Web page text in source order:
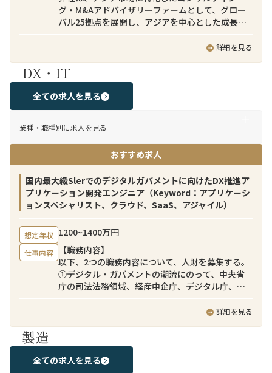
グ・M&Aアドバイザリーファームとして、グロー
バル25拠点を展開し、アジアを中心とした成長市
ます。ダイナミックなビジネス環境の中で、国境を
成長機会に富んだ職場です。
弊社のクロスボーダーM&Aチームでは日本企業側
に就くバイサイドファイナンシャルアドバイザー
ダーM&A案件を支援しています。ターゲット企業
のソーシングから、バリュエーション助言、意向
表明書の提出、法律事務所・会計事務所など外部
アドバイザーとの連携、ディールストラクチャリ
ング、契約条件の交渉、クロージングまでのM&A
プロセスを日本企業クライアントに伴走し助言す
る業務となります。
当チームには日本人のみならず、シンガポール、
台湾、インドネシア等、多国籍なメンバーが所属
しています。例えばインドネシアの案件ではイン
ドネシアチームが売り手のソーシング、売り手と
の交渉、バリュエーションモデル策定、ディール
方、本ポジションにご応募いただく方には日本企
業クライアントとのコミュニケーション（案件の
ントロール、インドネシアチームの成果物説明、
買い手意向の汲み取り等）を担当していただきま
詳細を見る
DX・IT
全ての求人を見る
業種・職種別に求人を見る
おすすめ求人
国内最大級Slerでのデジタルガバメントに向けたDX推進ア
プリケーション開発エンジニア（Keyword：アプリケーシ
ョンスペシャリスト、クラウド、SaaS、アジャイル）
想定年収 1200~1400万円
仕事内容
【職務内容】
以下、2つの職務内容について、人財を募集する。
①デジタル・ガバメントの潮流にのって、中央省
庁の司法法務領域、経産中企庁、デジタル庁、入
アプリケーション開発技術者として、お客様のニ
（AWS、Azure、OCI、GCPなど）上で、実施す
る。
詳細を見る
製造
全ての求人を見る